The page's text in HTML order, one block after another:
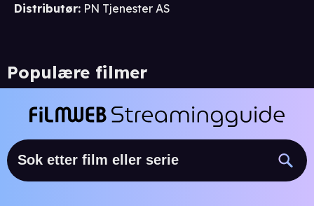
Distributør: PN Tjenester AS
Populære filmer